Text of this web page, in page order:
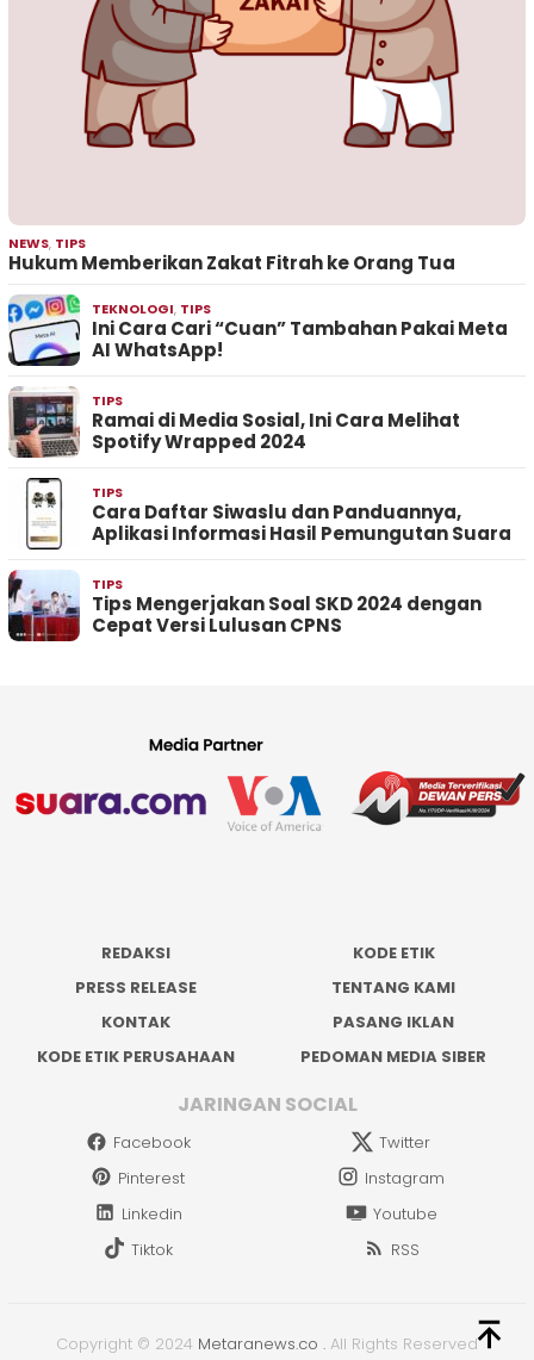
NEWS, TIPS
Hukum Memberikan Zakat Fitrah ke Orang Tua
TEKNOLOGI, TIPS
Ini Cara Cari “Cuan” Tambahan Pakai Meta
AI WhatsApp!
TIPS
Ramai di Media Sosial, Ini Cara Melihat
Spotify Wrapped 2024
TIPS
Cara Daftar Siwaslu dan Panduannya,
Aplikasi Informasi Hasil Pemungutan Suara
TIPS
Tips Mengerjakan Soal SKD 2024 dengan
Cepat Versi Lulusan CPNS
REDAKSI
KODE ETIK
PRESS RELEASE
TENTANG KAMI
KONTAK
PASANG IKLAN
KODE ETIK PERUSAHAAN
PEDOMAN MEDIA SIBER
JARINGAN SOCIAL
Facebook
Twitter
Pinterest
Instagram
Linkedin
Youtube
Tiktok
RSS
Copyright © 2024 Metaranews.co . All Rights Reserved